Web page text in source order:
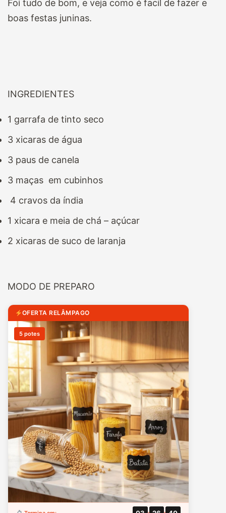
Foi tudo de bom, e veja como é facil de fazer e
boas festas juninas.
INGREDIENTES
1 garrafa de tinto seco
3 xicaras de água
3 paus de canela
3 maças em cubinhos
4 cravos da índia
1 xicara e meia de chá – açúcar
2 xicaras de suco de laranja
MODO DE PREPARO
OFERTA RELÂMPAGO
5 potes